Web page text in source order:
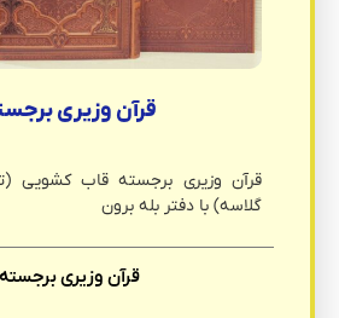
قرآن وزیری
قرآن وزیری برجسته قاب کشویی
گلاسه) با دفتر بله برون
قرآن وزیری برجسته